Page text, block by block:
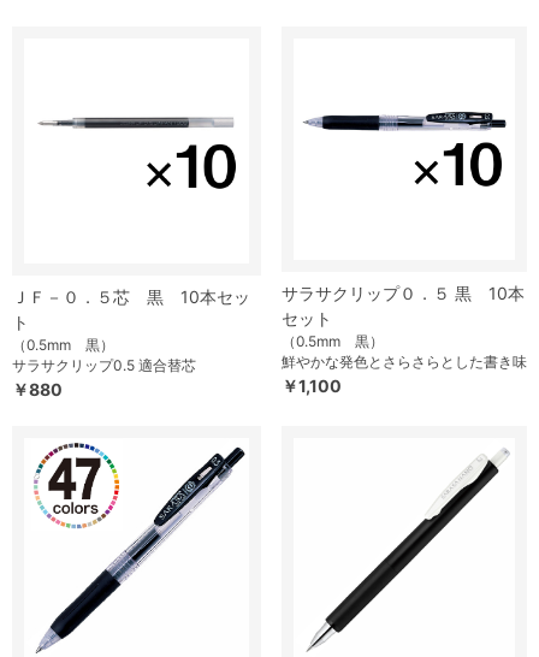
ＪＦ－０．５芯 黒 10本セッ
ト
（0.5mm 黒）
サラサクリップ0.5 適合替芯
￥880
サラサクリップ０．５ 黒 10本
セット
（0.5mm 黒）
鮮やかな発色とさらさらとした書き味
￥1,100